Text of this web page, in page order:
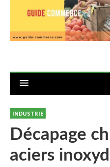
INDUSTRIE
Décapage
aciers